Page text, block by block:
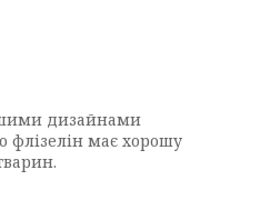
дизайнами
флізелін має хорошу